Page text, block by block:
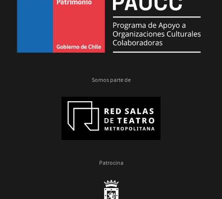
Somos parte de
Patrocina